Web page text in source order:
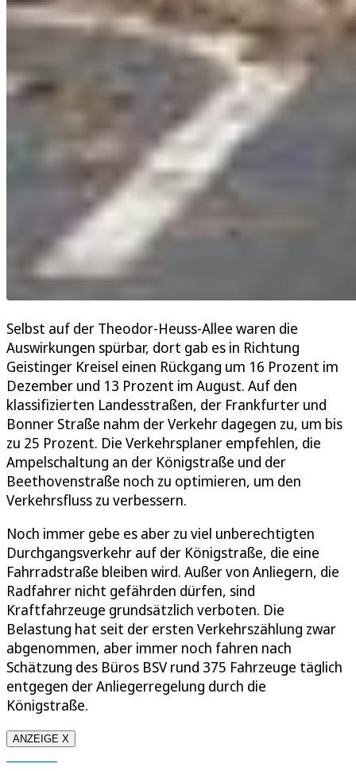
Selbst auf der Theodor-Heuss-Allee waren die
Auswirkungen spürbar, dort gab es in Richtung
Geistinger Kreisel einen Rückgang um 16 Prozent im
Dezember und 13 Prozent im August. Auf den
klassifizierten Landesstraßen, der Frankfurter und
Bonner Straße nahm der Verkehr dagegen zu, um bis
zu 25 Prozent. Die Verkehrsplaner empfehlen, die
Ampelschaltung an der Königstraße und der
Beethovenstraße noch zu optimieren, um den
Verkehrsfluss zu verbessern.
Noch immer gebe es aber zu viel unberechtigten
Durchgangsverkehr auf der Königstraße, die eine
Fahrradstraße bleiben wird. Außer von Anliegern, die
Radfahrer nicht gefährden dürfen, sind
Kraftfahrzeuge grundsätzlich verboten. Die
Belastung hat seit der ersten Verkehrszählung zwar
abgenommen, aber immer noch fahren nach
Schätzung des Büros BSV rund 375 Fahrzeuge täglich
entgegen der Anliegerregelung durch die
Königstraße.
ANZEIGE X